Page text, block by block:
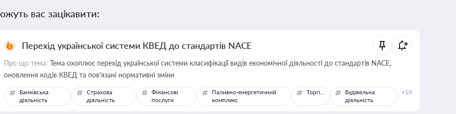
вас зацікавити:
Перехід української системи КВЕД до стандартів NACE
Про що тема: Тема охоплює перехід української системи класифікації видів економічної діяльності до стандартів NACE,
оновлення кодів КВЕД та пов'язані нормативні зміни
Банківська
діяльність
Страхова
діяльність
Фінансові
послуги
Паливно-енергетичний
комплекс
Торгівля
Будівельна
діяльність
+10